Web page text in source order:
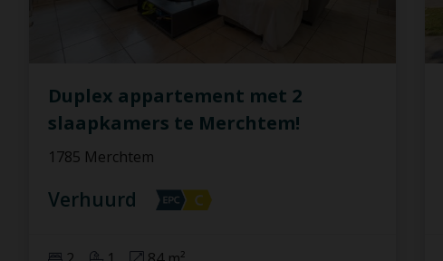
Duplex appartement met 2
slaapkamers te Merchtem!
1785 Merchtem
Verhuurd